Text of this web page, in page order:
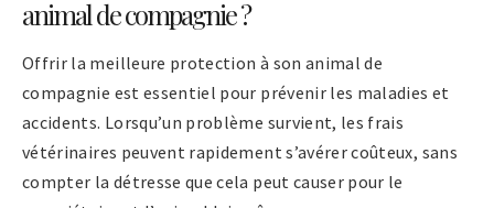
animal de compagnie ?
Offrir la meilleure protection à son animal de
compagnie est essentiel pour prévenir les maladies et
accidents. Lorsqu’un problème survient, les frais
vétérinaires peuvent rapidement s’avérer coûteux, sans
compter la détresse que cela peut causer pour le